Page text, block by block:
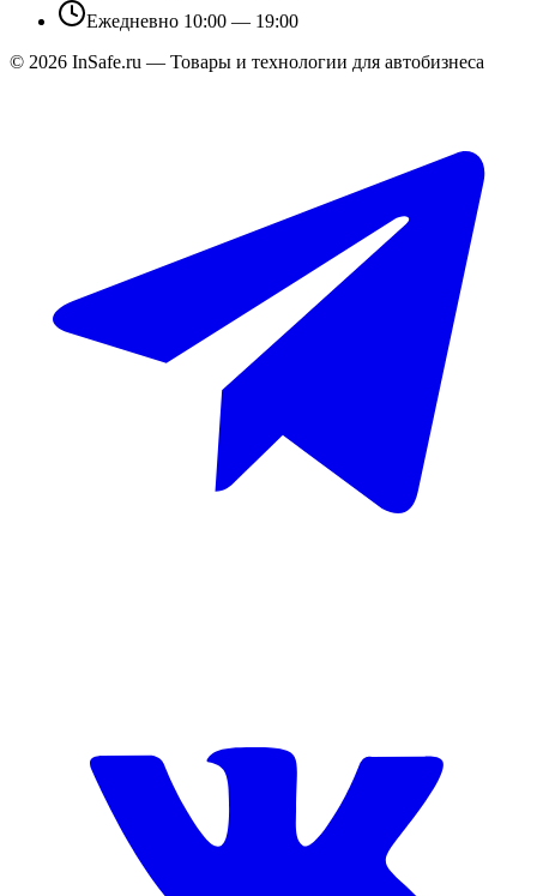
Ежедневно 10:00 — 19:00
© 2026 InSafe.ru — Товары и технологии для автобизнеса